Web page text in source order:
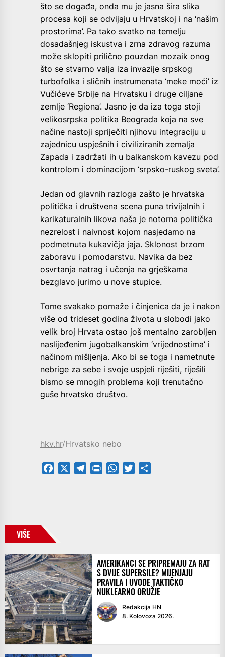
što se događa, onda mu je jasna šira slika
procesa koji se odvijaju u Hrvatskoj i na ‘našim
prostorima’. Pa tako svatko na temelju
dosadašnjeg iskustva i zrna zdravog razuma
može sklopiti prilično pouzdan mozaik onog
što se stvarno valja iza invazije srpskog
turbofolka i sličnih instrumenata ‘meke moći’ iz
Vučićeve Srbije na Hrvatsku i druge ciljane
zemlje ‘Regiona’. Jasno je da iza toga stoji
velikosrpska politika Beograda koja na sve
načine nastoji spriječiti njihovu integraciju u
zajednicu uspješnih i civiliziranih zemalja
Zapada i zadržati ih u balkanskom kavezu pod
kontrolom i dominacijom ‘srpsko-ruskog sveta’.
Jedan od glavnih razloga zašto je hrvatska
politička i društvena scena puna trivijalnih i
karikaturalnih likova naša je notorna politička
nezrelost i naivnost kojom nasjedamo na
podmetnuta kukavičja jaja. Sklonost brzom
zaboravu i pomodarstvu. Navika da bez
osvrtanja natrag i učenja na grješkama
bezglavo jurimo u nove stupice.
Tome svakako pomaže i činjenica da je i nakon
više od trideset godina života u slobodi jako
velik broj Hrvata ostao još mentalno zarobljen
naslijeđenim jugobalkanskim ‘vrijednostima’ i
načinom mišljenja. Ako bi se toga i nametnute
nebrige za sebe i svoje uspjeli riješiti, riješili
bismo se mnogih problema koji trenutačno
guše hrvatsko društvo.
hkv.hr/Hrvatsko nebo
Facebook TelegramPrintFriendly
WhatsApp
Twitter
VIŠE
AMERIKANCI SE PRIPREMAJU ZA RAT
S DVIJE SUPERSILE? MIJENJAJU
PRAVILA I UVODE TAKTIČKO
NUKLEARNO ORUŽJE
Redakcija HN
8. Kolovoza 2026.